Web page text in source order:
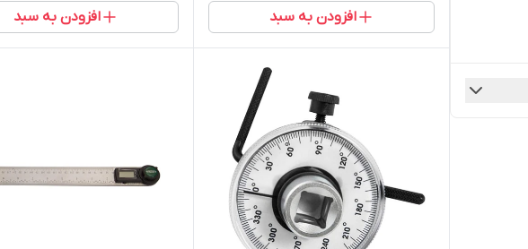
افزودن به سبد افزودن به سبد